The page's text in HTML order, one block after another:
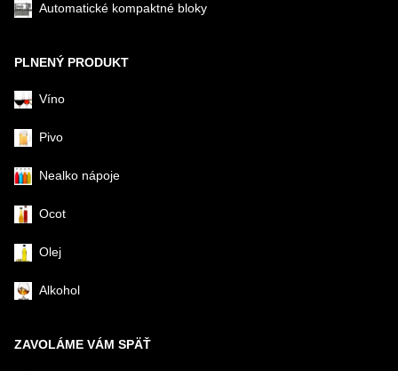
Automatické kompaktné bloky
PLNENÝ PRODUKT
Víno
Pivo
Nealko nápoje
Ocot
Olej
Alkohol
ZAVOLÁME VÁM SPÄŤ